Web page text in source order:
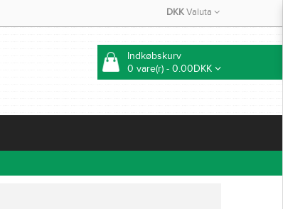
DKKValuta
Indkøbskurv
0 vare(r) - 0.00DKK